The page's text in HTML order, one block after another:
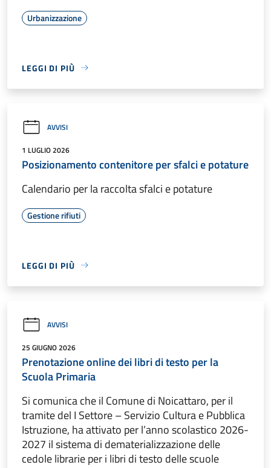
Urbanizzazione
LEGGI DI PIÙ
AVVISI
1 LUGLIO 2026
Posizionamento contenitore per sfalci e potature
Calendario per la raccolta sfalci e potature
Gestione rifiuti
LEGGI DI PIÙ
AVVISI
25 GIUGNO 2026
Prenotazione online dei libri di testo per la
Scuola Primaria
Si comunica che il Comune di Noicattaro, per il
tramite del I Settore – Servizio Cultura e Pubblica
Istruzione, ha attivato per l’anno scolastico 2026-
2027 il sistema di dematerializzazione delle
cedole librarie per i libri di testo delle scuole